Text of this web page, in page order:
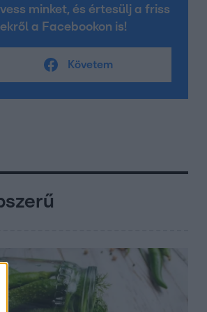
minket, és értesülj a friss
a Facebookon is!
Követem